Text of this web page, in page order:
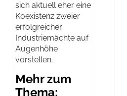
sich aktuell eher eine
Koexistenz zweier
erfolgreicher
Industriemächte auf
Augenhöhe
vorstellen.
Mehr zum
Thema: